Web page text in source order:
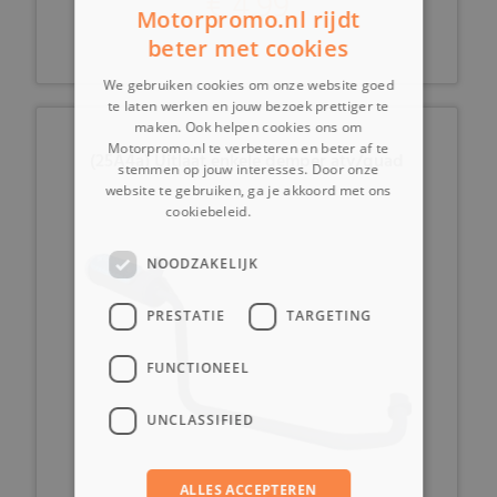
(25A4a) Uitlaat enkele demper atv/quad
Motorpromo.nl rijdt
beter met cookies
We gebruiken cookies om onze website goed
te laten werken en jouw bezoek prettiger te
maken. Ook helpen cookies ons om
Motorpromo.nl te verbeteren en beter af te
stemmen op jouw interesses. Door onze
website te gebruiken, ga je akkoord met ons
cookiebeleid.
NOODZAKELIJK
PRESTATIE TARGETING
FUNCTIONEEL
UNCLASSIFIED
ALLES ACCEPTEREN